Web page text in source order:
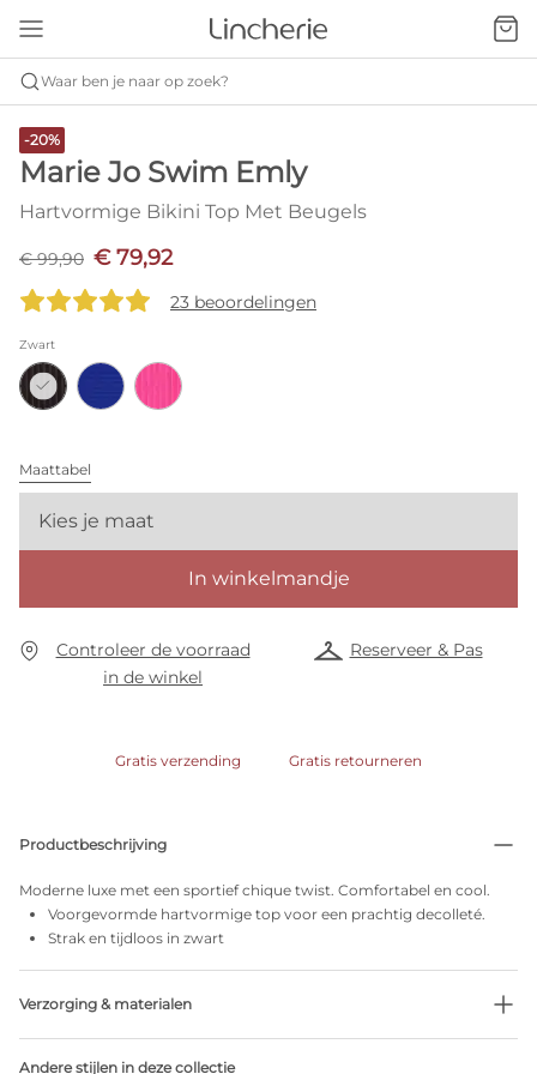
Waar ben je naar op zoek?
-20%
Marie Jo Swim Emly
Hartvormige Bikini Top Met Beugels
€ 99,90 € 79,92
23 beoordelingen
Zwart
Maattabel
Kies je maat
In winkelmandje
Controleer de voorraad
in de winkel
Reserveer & Pas
Gratis verzending Gratis retourneren
Productbeschrijving
Moderne luxe met een sportief chique twist. Comfortabel en cool.
Voorgevormde hartvormige top voor een prachtig decolleté.
Strak en tijdloos in zwart
Verzorging & materialen
Andere stijlen in deze collectie